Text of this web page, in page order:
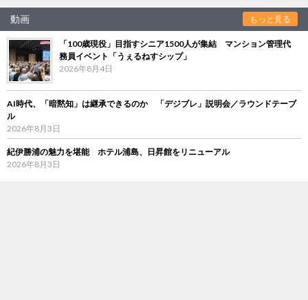
動画 もっと見る
「100歳現役」目指すシニア1500人が集結 マンション管理代
務員イベント「うぇるねすシップ」
2026年8月4日
AI時代、「暗黙知」は継承できるのか 「デジブレ」説明会／ラウンドテーブ
ル
2026年8月3日
紀伊勝浦の魅力を堪能 ホテル浦島、日昇館をリニューアル
2026年8月3日